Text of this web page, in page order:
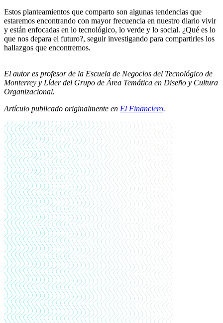
Estos planteamientos que comparto son algunas tendencias que
estaremos encontrando con mayor frecuencia en nuestro diario vivir
y están enfocadas en lo tecnológico, lo verde y lo social. ¿Qué es lo
que nos depara el futuro?, seguir investigando para compartirles los
hallazgos que encontremos.
El autor es profesor de la Escuela de Negocios del Tecnológico de
Monterrey y Líder del Grupo de Área Temática en Diseño y Cultura
Organizacional.
Artículo publicado originalmente en El Financiero.